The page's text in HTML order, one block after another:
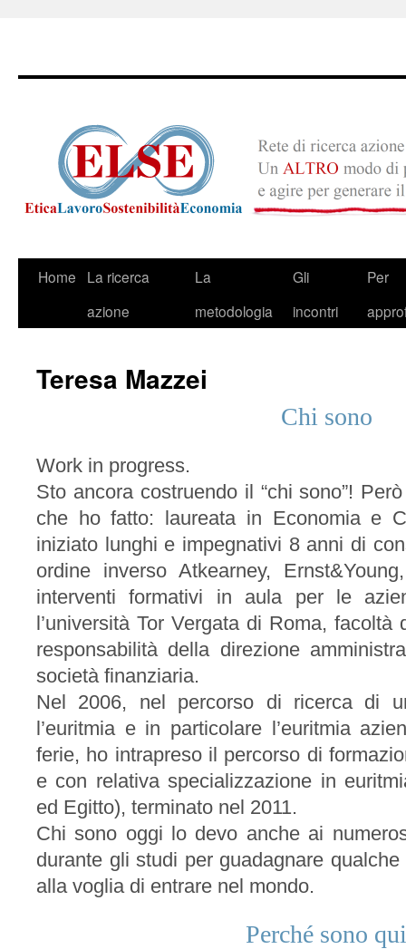
Skip
Home
La ricerca
azione
La
metodologia
Gli
incontri
Per
Teresa Mazzei
Chi sono
Work in progress.
Sto ancora costruendo il “chi sono”!
che ho fatto: laureata in Economia e
iniziato lunghi e impegnativi 8 anni di
ordine inverso Atkearney,
interventi formativi in aula per le
l’università Tor Vergata di Roma,
responsabilità della direzione
società finanziaria.
Nel 2006, nel percorso di ricerca di
l’euritmia e in particolare l’euritmia
ferie, ho intrapreso il percorso di
e con relativa specializzazione in
ed Egitto), terminato nel 2011.
Chi sono oggi lo devo anche ai
durante gli studi per guadagnare
alla voglia di entrare nel mondo.
Perché sono qui